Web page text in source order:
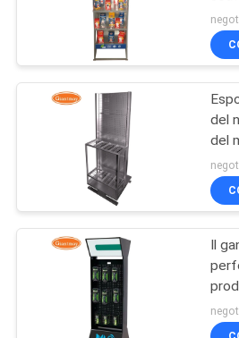
Scaffale di
cartolina
Scaffale di
per
del
del
in
Il